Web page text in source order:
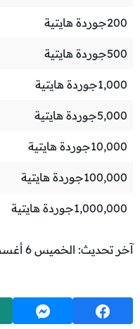
200جوردة هايتية
500جوردة هايتية
1,000جوردة هايتية
5,000جوردة هايتية
10,000جوردة هايتية
100,000جوردة هايتية
1,000,000جوردة هايتية
آخر تحديث: الخميس 6 أغسطس 2026